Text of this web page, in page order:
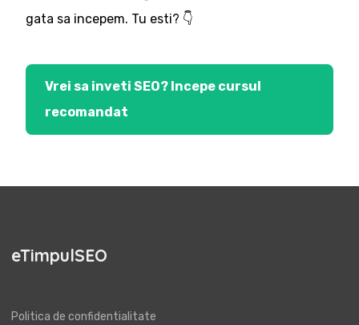
gata sa incepem. Tu esti? 👇
Vrei sa inveti SEO? Incepe cursul
recomandat
eTimpulSEO
Politica de confidentialitate